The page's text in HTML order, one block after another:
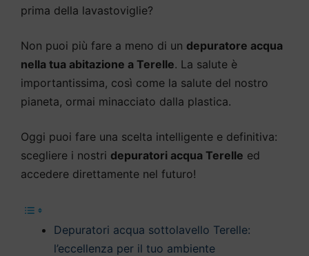
prima della lavastoviglie?
Non puoi più fare a meno di un depuratore acqua
nella tua abitazione a Terelle. La salute è
importantissima, così come la salute del nostro
pianeta, ormai minacciato dalla plastica.
Oggi puoi fare una scelta intelligente e definitiva:
scegliere i nostri depuratori acqua Terelle ed
accedere direttamente nel futuro!
Depuratori acqua sottolavello Terelle:
l’eccellenza per il tuo ambiente